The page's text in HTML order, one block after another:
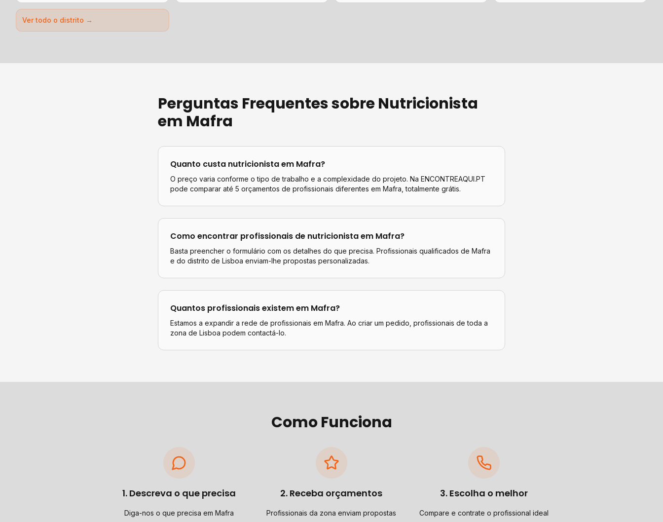
Ver todo o distrito →
Perguntas Frequentes sobreNutricionista
em Mafra
Quanto custa nutricionistaem Mafra?
O preço varia conforme o tipo de trabalho e a complexidade do projeto. Na ENCONTREAQUI.PT
pode comparar até 5 orçamentos de profissionais diferentes em Mafra , totalmente grátis.
Como encontrar profissionais de nutricionistaem Mafra?
Basta preencher o formulário com os detalhes do que precisa. Profissionais qualificados de Mafra
e do distrito de Lisboa enviam-lhe propostas personalizadas.
Quantos profissionais existem em Mafra?
Estamos a expandir a rede de profissionais em Mafra. Ao criar um pedido, profissionais de toda a
zona de Lisboa podem contactá-lo.
Como Funciona
1. Descreva o que precisa
Diga-nos o que precisa em Mafra
2. Receba orçamentos
Profissionais da zona enviam propostas
3. Escolha o melhor
Compare e contrate o profissional ideal